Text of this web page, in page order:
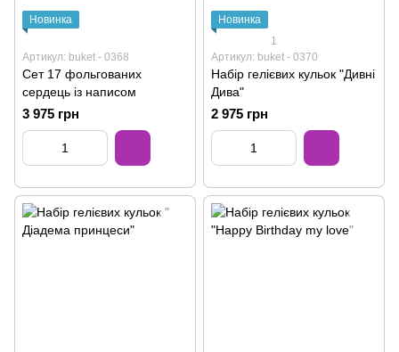
Новинка
Артикул: buket - 0368
Сет 17 фольгованих
сердець із написом
3 975 грн
Новинка
1
Артикул: buket - 0370
Набір гелієвих кульок "Дивні
Дива"
2 975 грн